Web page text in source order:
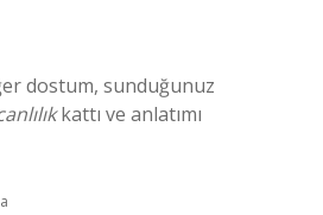
dostum, sunduğunuz
kattı ve anlatımı